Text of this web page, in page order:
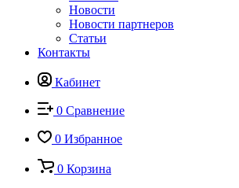
Новости
Новости партнеров
Статьи
Контакты
Кабинет
0 Сравнение
0 Избранное
0 Корзина